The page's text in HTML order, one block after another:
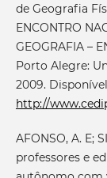
de Geografia
ENCONTRO
GEOGRAFIA –
Porto Alegre:
2009.
http://
AFONSO, A. E;
professores e